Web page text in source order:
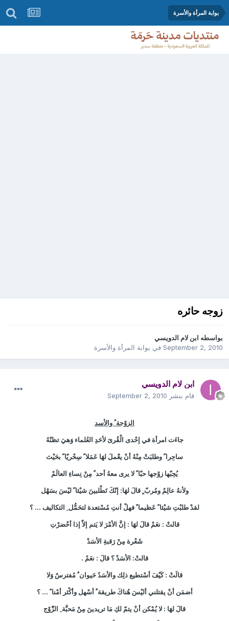
بوابة المرأة والأسرة
زوجه حائره
بواسطه ابن لام الدويسي
September 2, 2010في بوابة المرأة والأسرة
ابن لام الدويسي
قام بنشر September 2, 2010
الزوْجة ُ والأسد
جاءَت امرأة في إحْدى الْقُرىَ لأحَدِ العُلماء وَهيَ تظنّهُ
ساحِرا ً وطلبَتْ مِنْهُ أنْ يعَْملَ لهَا عَمَلا ً سِحْريّا ً بحَيْث
يُحِبّها زوْجها حبّا ً لا يرى معهُ أحد ٌ مِنْ نِساءِ العالَمْ
ولأنهُ عالِمٌ ومُربّ ٍ قالَ لهَا: إنّكَ تَطْلبينَ شيْئا ً ليْسَ بسَهْل
لقدْ طلبْتِ شيْئا ً عَظيما ً فهلْ أنتِ مُسْتعدة لتحَمُّل ِ التكاليف ... ؟
قالتْ : نعَمْ قالَ لهَا : إنَّ الأمْرَ لا يَتم إلاّ إذا أحْضرْتِ
شَعْرة مِنْ رَقبةِ الأسَدْ
قالتْ: الأسَدْ ؟ قالَ : نعَمْ .
قالَتْ : كَيْفَ أسْتطيع ذلِك والأسَدُ حَيوان ٌ مُفترسٌ وَلا
أضمَن أنْ يقتلني أليْسَ هُناكَ طريقة ٌ أسْهل وأكْثر أمْنا ً ... ؟
قالَ لهَا : لا يُمْكن أنْ يتمّ لكِ مَا تريدينَ مِنْ مَحبَّة ِ الزّّوْج